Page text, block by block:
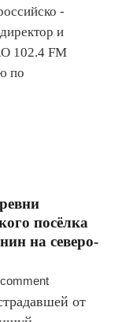
-
и
102.4 FM
по
посёлка
на северо-
от